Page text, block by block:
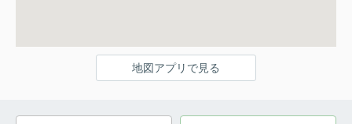
地図アプリで見る